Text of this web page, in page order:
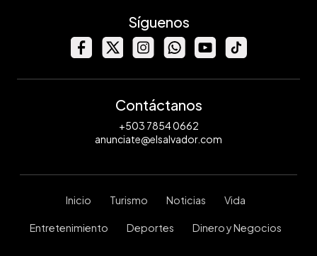
Síguenos
Contáctanos
+503 7854 0662
anunciate@elsalvador.com
Inicio Turismo Noticias Vida
Entretenimiento Deportes Dinero y Negocios